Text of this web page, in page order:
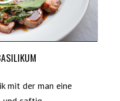
mit der man eine